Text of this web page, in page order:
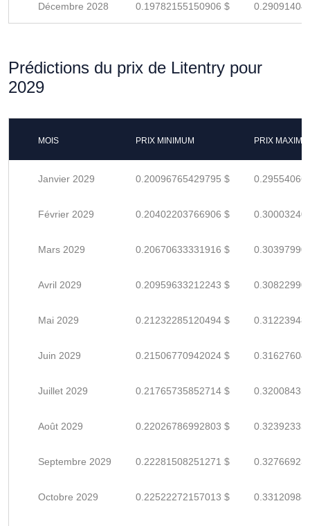
Décembre 2028 0.19782155150906 $
Prédictions du prix de Litentry pour
2029
MOIS PRIX MINIMUM PRIX
Janvier 2029 0.20096765429795 $
Février 2029 0.20402203766906 $
Mars 2029 0.20670633331916 $
Avril 2029 0.20959633212243 $
Mai 2029 0.21232285120494 $
Juin 2029 0.21506770942024 $
Juillet 2029 0.21765735852714 $
Août 2029 0.22026786992803 $
Septembre 2029 0.22281508251271 $
Octobre 2029 0.22522272157013 $